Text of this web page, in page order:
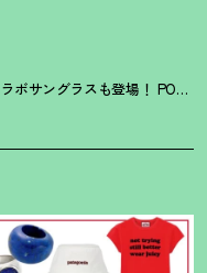
ボサングラスも登場 ！ POP-